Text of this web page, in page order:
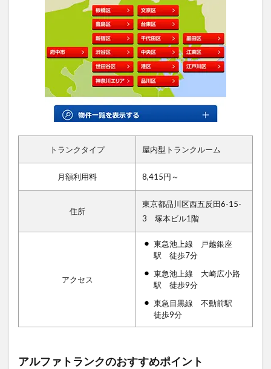
トランクタイプ 屋内型トランクルーム
月額利用料 8,415円～
住所
東京都品川区西五反田6-15-
3 塚本ビル1階
アクセス
東急池上線 戸越銀座
駅 徒歩7分
東急池上線 大崎広小路
駅 徒歩9分
東急目黒線 不動前駅
徒歩9分
アルファトランクのおすすめポイント